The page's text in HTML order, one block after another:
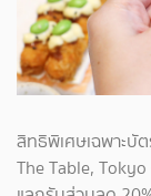
สิทธิพิเศษเฉพาะบั
The Table, Tokyo